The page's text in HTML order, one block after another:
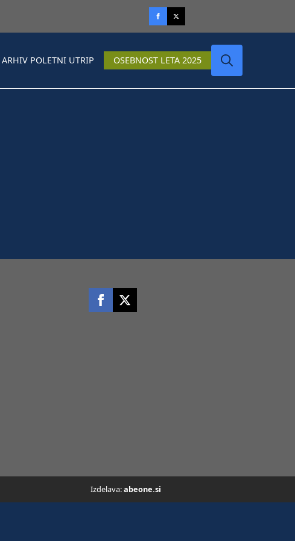
ARHIV POLETNI UTRIP OSEBNOST LETA 2025
Izdelava:abeone.si